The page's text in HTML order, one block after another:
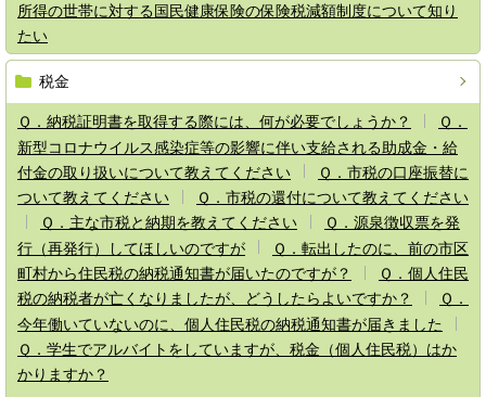
所得の世帯に対する国民健康保険の保険税減額制度について知り
たい
税金
Ｑ．納税証明書を取得する際には、何が必要でしょうか？
Ｑ．
新型コロナウイルス感染症等の影響に伴い支給される助成金・給
付金の取り扱いについて教えてください
Ｑ．市税の口座振替に
ついて教えてください
Ｑ．市税の還付について教えてください
Ｑ．主な市税と納期を教えてください
Ｑ．源泉徴収票を発
行（再発行）してほしいのですが
Ｑ．転出したのに、前の市区
町村から住民税の納税通知書が届いたのですが？
Ｑ．個人住民
税の納税者が亡くなりましたが、どうしたらよいですか？
Ｑ．
今年働いていないのに、個人住民税の納税通知書が届きました
Ｑ．学生でアルバイトをしていますが、税金（個人住民税）はか
かりますか？